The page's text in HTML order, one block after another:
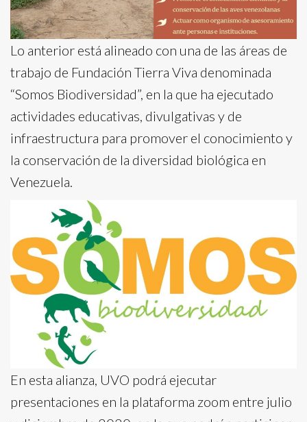
Lo anterior está alineado con una de las áreas de
trabajo de Fundación Tierra Viva denominada
“Somos Biodiversidad”, en la que ha ejecutado
actividades educativas, divulgativas y de
infraestructura para promover el conocimiento y
la conservación de la diversidad biológica en
Venezuela.
En esta alianza, UVO podrá ejecutar
presentaciones en la plataforma zoom entre julio